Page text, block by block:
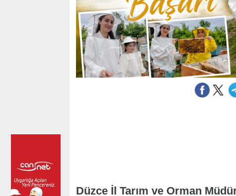
Düzce İl Tarım ve Orman